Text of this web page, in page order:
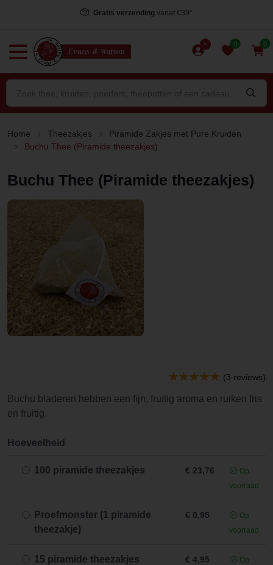
Voor 15.00 uur besteld, dezelfde dag verstuurd*
0 0
Home Theezakjes
Piramide Zakjes met Pure Kruiden
Buchu Thee (Piramide theezakjes)
Buchu Thee (Piramide theezakjes)
(3 reviews)
Buchu bladeren hebben een fijn, fruitig aroma en ruiken fris
en fruitig.
Hoeveelheid
100 piramide theezakjes € 23,76
Op
voorraad
Proefmonster (1 piramide
theezakje)
€ 0,95
Op
voorraad
15 piramide theezakjes € 4,95
Op